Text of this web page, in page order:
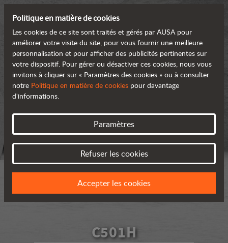
C501H
Politique en matière de cookies
Les cookies de ce site sont traités et gérés par AUSA pour
améliorer votre visite du site, pour vous fournir une meilleure
personnalisation et pour afficher des publicités pertinentes sur
votre dispositif. Pour gérer ou désactiver ces cookies, nous vous
invitons à cliquer sur « Paramètres des cookies » ou à consulter
notre Politique en matière de cookies pour davantage
d'informations.
Paramètres
Refuser les cookies
Accepter les cookies